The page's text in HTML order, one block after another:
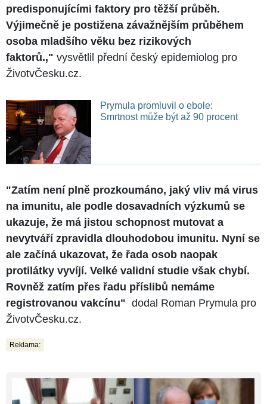
predisponujícími faktory pro těžší průběh.
Výjimečně je postižena závažnějším průběhem
osoba mladšího věku bez rizikových
faktorů.," vysvětlil přední český epidemiolog pro
ŽivotvČesku.cz.
Prymula promluvil o ebole:
Smrtnost může být až 90 procent
"Zatím není plně prozkoumáno, jaký vliv má virus
na imunitu, ale podle dosavadních výzkumů se
ukazuje, že má jistou schopnost mutovat a
nevytváří zpravidla dlouhodobou imunitu. Nyní se
ale začíná ukazovat, že řada osob naopak
protilátky vyvíjí. Velké validní studie však chybí.
Rovněž zatím přes řadu příslibů nemáme
registrovanou vakcínu" dodal Roman Prymula pro
ŽivotvČesku.cz.
Reklama: